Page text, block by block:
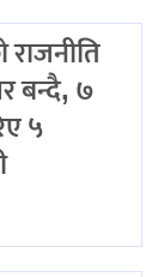
बन्दै, ७
५